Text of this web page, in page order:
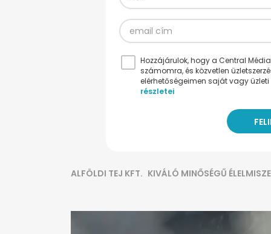
Hozzájárulok, hogy a Central
számomra, és közvetlen
elérhetőségeimen saját vagy
részletei
ALFÖLDI TEJ KFT. KIVÁLÓ MINŐSÉGŰ